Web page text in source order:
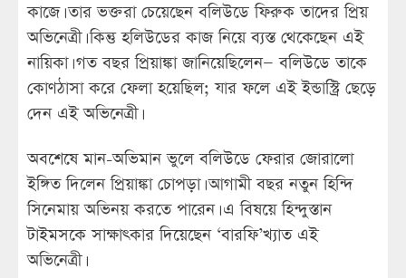
কাজে। তার ভক্তরা চেয়েছেন বলিউডে ফিরুক তাদের প্রিয়
অভিনেত্রী। কিন্তু হলিউডের কাজ নিয়ে ব্যস্ত থেকেছেন এই
নায়িকা। গত বছর প্রিয়াঙ্কা জানিয়েছিলেন— বলিউডে তাকে
কোণঠাসা করে ফেলা হয়েছিল; যার ফলে এই ইন্ডাস্ট্রি ছেড়ে
দেন এই অভিনেত্রী।
অবশেষে মান-অভিমান ভুলে বলিউডে ফেরার জোরালো
ইঙ্গিত দিলেন প্রিয়াঙ্কা চোপড়া। আগামী বছর নতুন হিন্দি
সিনেমায় অভিনয় করতে পারেন। এ বিষয়ে হিন্দুস্তান
টাইমসকে সাক্ষাৎকার দিয়েছেন ‘বারফি’খ্যাত এই
অভিনেত্রী।